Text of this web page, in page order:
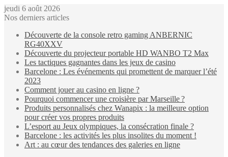
jeudi 6 août 2026
Nos derniers articles
Découverte de la console retro gaming ANBERNIC
RG40XXV
Découverte du projecteur portable HD WANBO T2 Max
Les tactiques gagnantes dans les jeux de casino
Barcelone : Les événements qui promettent de marquer l’été
2023
Comment jouer au casino en ligne ?
Pourquoi commencer une croisière par Marseille ?
Produits personnalisés chez Wanapix : la meilleure option
pour créer vos propres produits
L’esport au Jeux olympiques, la consécration finale ?
Barcelone : les activités les plus insolites du moment !
Art : au cœur des tendances des galeries en ligne